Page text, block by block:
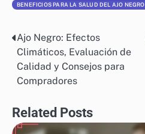
BENEFICIOS PARA LA SALUD DEL AJO NEGRO
Post
navigation
Ajo Negro: Efectos
Climáticos, Evaluación de
Calidad y Consejos para
Compradores
Related Posts